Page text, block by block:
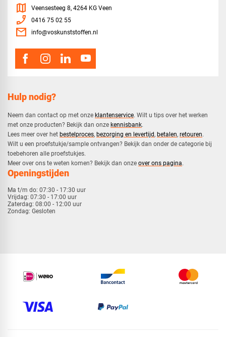
Hulp nodig?
Neem dan contact op met onze klantenservice. Wilt u tips over het werken
met onze producten? Bekijk dan onze kennisbank.
​Lees meer over het bestelproces, bezorging en levertijd, betalen, retouren.​
​Wilt u een proefstukje/sample ontvangen? Bekijk dan onder de categorie bij
toebehoren alle proefstukjes.
​​Meer over ons te weten komen? Bekijk dan onze over ons pagina.
Openingstijden
Ma t/m do: 07:30 - 17:30 uur
Vrijdag: 07:30 - 17:00 uur
Zaterdag: 08:00 - 12:00 uur
Zondag: Gesloten
map Veensesteeg 8, 4264 KG Veen
phone_enabled 0416 75 02 55
mail info@voskunststoffen.nl